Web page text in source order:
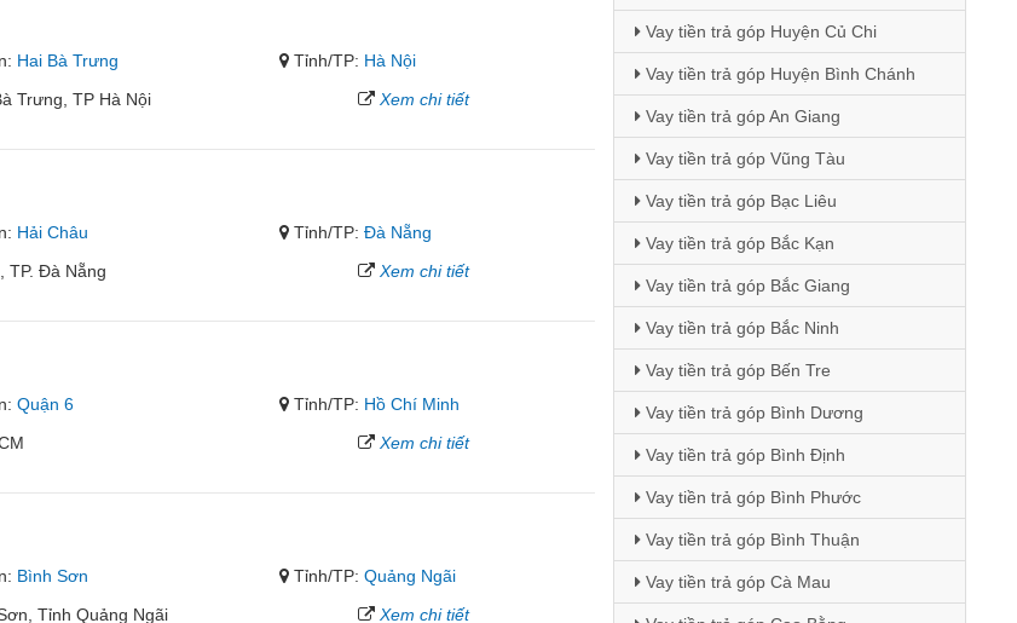
Hai Bà Trưng Tỉnh/TP: Hà Nội
Trưng, TP Hà Nội
Xem chi tiết
Hải Châu Tỉnh/TP:Đà Nẵng
TP. Đà Nẵng
Xem chi tiết
Quận 6 Tỉnh/TP: Hồ Chí Minh
Xem chi tiết
Bình Sơn Tỉnh/TP:Quảng Ngãi
Tỉnh Quảng Ngãi
Xem chi tiết
Vay tiền trả góp Huyện Củ Chi
Vay tiền trả góp Huyện Bình Chánh
Vay tiền trả góp An Giang
Vay tiền trả góp Vũng Tàu
Vay tiền trả góp Bạc Liêu
Vay tiền trả góp Bắc Kạn
Vay tiền trả góp Bắc Giang
Vay tiền trả góp Bắc Ninh
Vay tiền trả góp Bến Tre
Vay tiền trả góp Bình Dương
Vay tiền trả góp Bình Định
Vay tiền trả góp Bình Phước
Vay tiền trả góp Bình Thuận
Vay tiền trả góp Cà Mau